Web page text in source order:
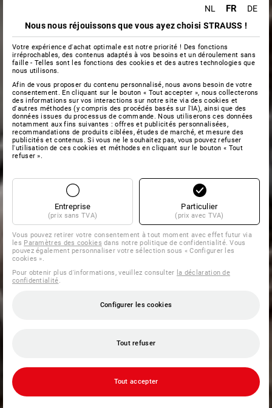
NL FR
DE
Nous nous réjouissons que vous ayez choisi STRAUSS !
Votre expérience d'achat optimale est notre priorité ! Des fonctions
irréprochables, des contenus adaptés à vos besoins et un déroulement sans
faille - Telles sont les fonctions des cookies et des autres technologies que
nous utilisons.
Afin de vous proposer du contenu personnalisé, nous avons besoin de votre
consentement. En cliquant sur le bouton « Tout accepter », nous collecterons
des informations sur vos interactions sur notre site via des cookies et
d'autres méthodes (y compris des procédés basés sur l'IA), ainsi que des
données issues du processus de commande. Nous utiliserons ces données
notamment aux fins suivantes : offres et publicités personnalisées,
recommandations de produits ciblées, études de marché, et mesure des
publicités et contenus. Si vous ne le souhaitez pas, vous pouvez refuser
l'utilisation de ces cookies et méthodes en cliquant sur le bouton « Tout
refuser ».
Entreprise
(prix sans TVA)
Particulier
(prix avec TVA)
Vous pouvez retirer votre consentement à tout moment avec effet futur via
les Paramètres des cookies dans notre politique de confidentialité. Vous
pouvez également personnaliser votre sélection sous « Configurer les
cookies ».
Pour obtenir plus d'informations, veuillez consulter la déclaration de
confidentialité
Configurer les cookies
Tout refuser
Tout accepter